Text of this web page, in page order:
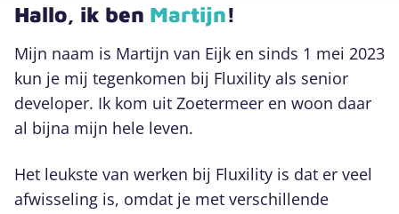
Hallo, ik ben Martijn!
Mijn naam is Martijn van Eijk en sinds 1 mei 2023
kun je mij tegenkomen bij Fluxility als senior
developer. Ik kom uit Zoetermeer en woon daar
al bijna mijn hele leven.
Het leukste van werken bij Fluxility is dat er veel
afwisseling is, omdat je met verschillende